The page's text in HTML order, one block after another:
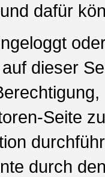
dafür
dieser
Seite
durch